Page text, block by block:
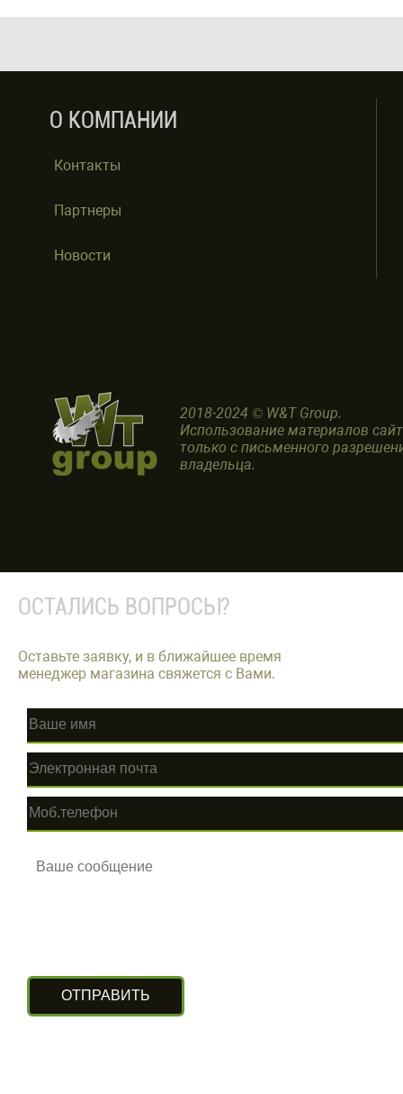
О КОМПАНИИ
Контакты
Партнеры
Новости
2018-2024 © W&T Group.
Использование материалов
только с письменного
владельца.
ОСТАЛИСЬ ВОПРОСЫ?
Оставьте заявку, и в ближайшее время
менеджер магазина свяжется с Вами.